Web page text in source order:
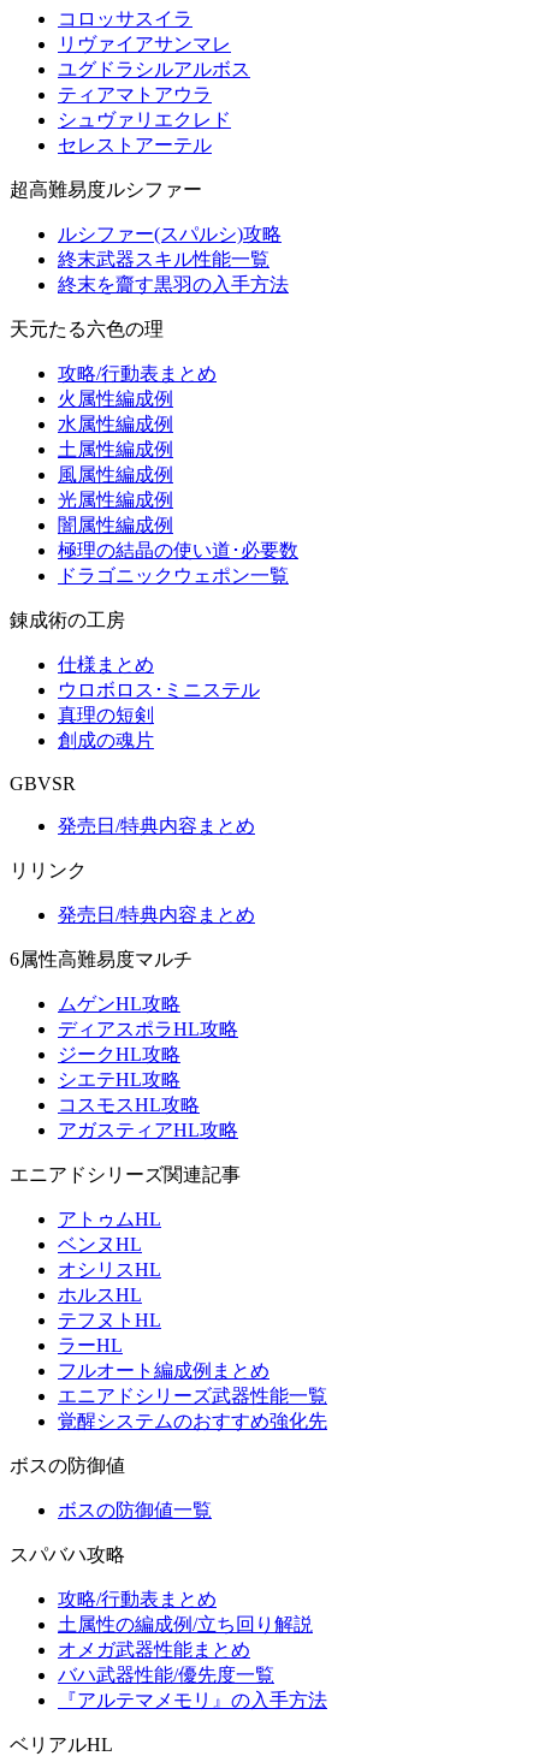
コロッサスイラ
リヴァイアサンマレ
ユグドラシルアルボス
ティアマトアウラ
シュヴァリエクレド
セレストアーテル
超高難易度ルシファー
ルシファー(スパルシ)攻略
終末武器スキル性能一覧
終末を齎す黒羽の入手方法
天元たる六色の理
攻略/行動表まとめ
火属性編成例
水属性編成例
土属性編成例
風属性編成例
光属性編成例
闇属性編成例
極理の結晶の使い道･必要数
ドラゴニックウェポン一覧
錬成術の工房
仕様まとめ
ウロボロス･ミニステル
真理の短剣
創成の魂片
GBVSR
発売日/特典内容まとめ
リリンク
発売日/特典内容まとめ
6属性高難易度マルチ
ムゲンHL攻略
ディアスポラHL攻略
ジークHL攻略
シエテHL攻略
コスモスHL攻略
アガスティアHL攻略
エニアドシリーズ関連記事
アトゥムHL
ベンヌHL
オシリスHL
ホルスHL
テフヌトHL
ラーHL
フルオート編成例まとめ
エニアドシリーズ武器性能一覧
覚醒システムのおすすめ強化先
ボスの防御値
ボスの防御値一覧
スパバハ攻略
攻略/行動表まとめ
土属性の編成例/立ち回り解説
オメガ武器性能まとめ
バハ武器性能/優先度一覧
『アルテマメモリ』の入手方法
ベリアルHL